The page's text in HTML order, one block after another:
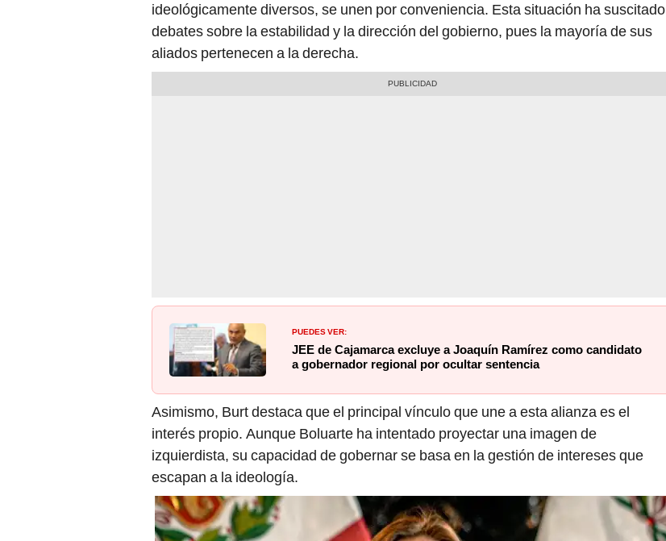
ideológicamente diversos, se unen por conveniencia. Esta situación ha suscitado
debates sobre la estabilidad y la dirección del gobierno, pues la mayoría de sus
aliados pertenecen a la derecha.
PUEDES VER:
JEE de Cajamarca excluye a Joaquín Ramírez como candidato
a gobernador regional por ocultar sentencia
Asimismo, Burt destaca que el principal vínculo que une a esta alianza es el
interés propio. Aunque Boluarte ha intentado proyectar una imagen de
izquierdista, su capacidad de gobernar se basa en la gestión de intereses que
escapan a la ideología.